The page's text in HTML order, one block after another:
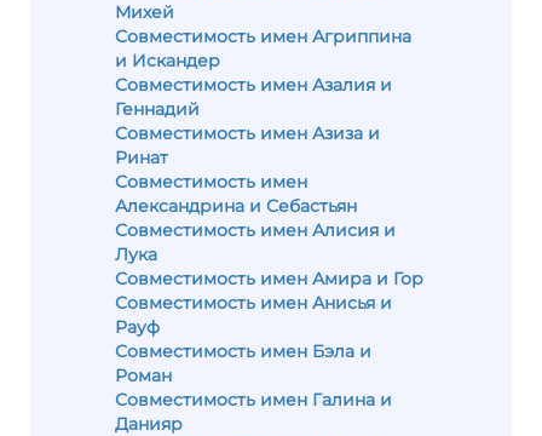
Михей
Совместимость имен Агриппина
и Искандер
Совместимость имен Азалия и
Геннадий
Совместимость имен Азиза и
Ринат
Совместимость имен
Александрина и Себастьян
Совместимость имен Алисия и
Лука
Совместимость имен Амира и Гор
Совместимость имен Анисья и
Рауф
Совместимость имен Бэла и
Роман
Совместимость имен Галина и
Данияр